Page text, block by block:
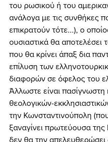
του ρωσικού ή του
ανάλογα με τις συνθήκες
επικρατούν τότε...), ο
ουσιαστικά θα αποτελέσει
που θα κρίνει άπαξ δια
επίλυση των
διαφορών σε όφελος του
Άλλωστε είναι πασίγνωστη
θεολογικών-
την Κωνσταντινούπολη
ξαναγίνει πρωτεύουσα της
δεν θα την απελευθερώσει